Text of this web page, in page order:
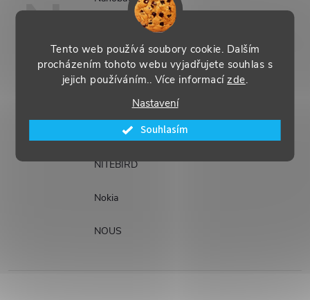
Tento web používá soubory cookie. Dalším
procházením tohoto webu vyjadřujete souhlas s
jejich používáním.. Více informacízde.
Nastavení
Souhlasím
N
NEDIS
NITEBIRD
Nokia
NOUS